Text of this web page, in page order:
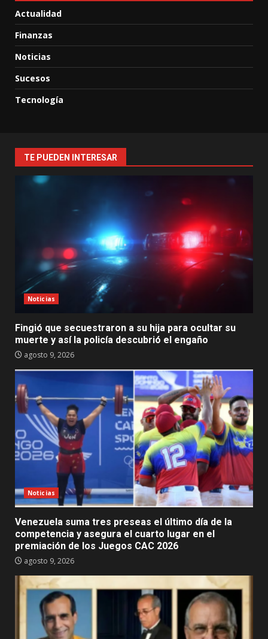
Actualidad
Finanzas
Noticias
Sucesos
Tecnología
TE PUEDEN INTERESAR
Noticias
Fingió que secuestraron a su hija para ocultar su
muerte y así la policía descubrió el engaño
agosto 9, 2026
Noticias
Venezuela suma tres preseas el último día de la
competencia y asegura el cuarto lugar en el
premiación de los Juegos CAC 2026
agosto 9, 2026